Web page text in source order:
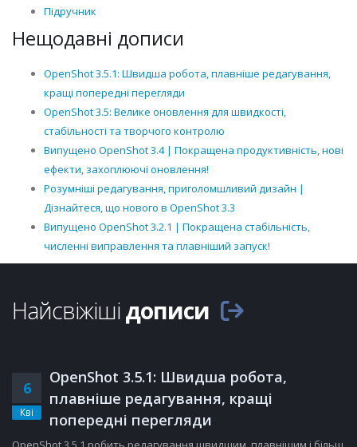
Підручник
Нещодавні дописи
OpenShot 3.5.1: Швидша робота, плавніше редагування,
кращі попередні перегляди
OpenShot 3.5: Велике оновлення для швидкості,
стабільності та творчого контролю
Випущено OpenShot 3.4 | Покращена продуктивність, нові
ефекти, захоплюючі оновлення!
Розумніші редагування, приголомшливий дизайн |
Дізнайтеся, що нового в OpenShot 3.3
Випущено OpenShot 3.2.1 | Покращена стабільність,
численні виправлення та плавніший запуск!
Найсвіжішідописи
6
Кві
OpenShot 3.5.1: Швидша робота,
плавніше редагування, кращі
попередні перегляди